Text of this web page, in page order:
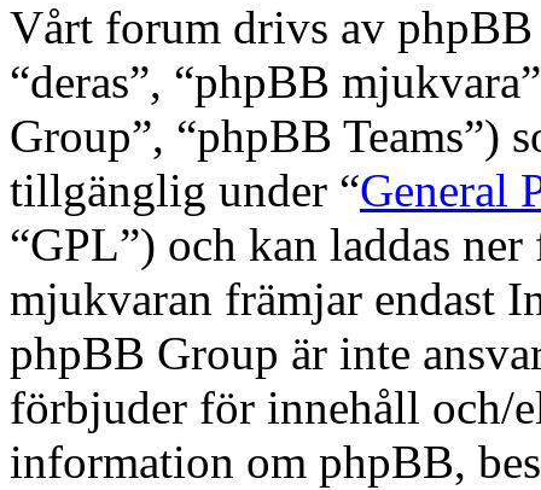
Vårt forum drivs av phpBB
“deras”, “phpBB
Group”, “phpBB Teams”)
tillgänglig under “General
“GPL”) och kan laddas
mjukvaran främjar endast
phpBB Group är inte
förbjuder för innehåll och/
information om phpBB,